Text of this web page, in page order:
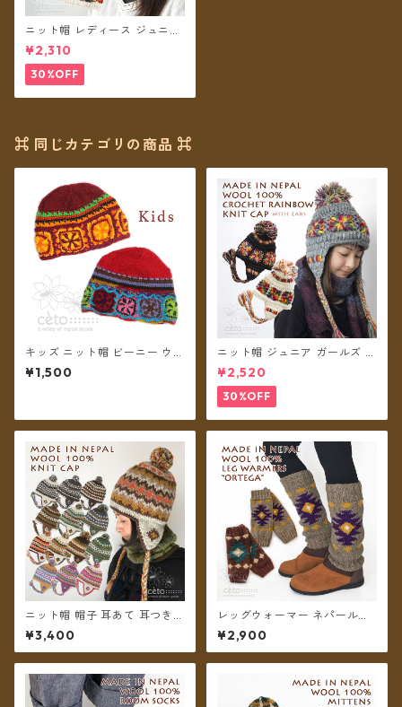
ニット帽 レディース ジュニア
ガールズ クロシェットレイン
ボー ボンボン ネパール ウール
100% フリース裏地付き 帽子
【メール便送料無料】
¥2,310
30%OFF
⌘ 同じカテゴリの商品 ⌘
キッズ ニット帽 ビーニー ウー
ル フリース裏地付き クロッシ
ェ【メール便送料無料】
¥1,500
ニット帽 ジュニア ガールズ キ
ッズ レディースS クロシェッ
トレインボー ボンボン ネパー
ル ウール100% 耳あて 耳つき
フリース裏地付き 帽子 【メー
ル便送料無料】
¥2,520
30%OFF
ニット帽 帽子 耳あて 耳つき
ボンボン ネパールウール フリ
ース裏地付き レディース ユニ
セックス【メール便送料無
¥3,400
レッグウォーマー ネパールウ
ール フリース裏地付き オルテ
ガ柄 2カラー【メール便送料無
料】
¥2,900